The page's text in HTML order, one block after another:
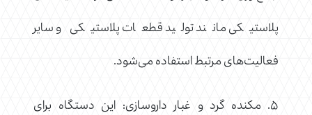
پلاستیکی مانند تولید قطعات پلاستیکی و سایر
فعالیت‌های مرتبط استفاده می‌شود.
۵. مکنده گرد و غبار داروسازی: این دستگاه برای